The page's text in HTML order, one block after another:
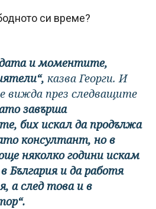
си време?
и моментите,
казва Георги. И
вижда през следващите
завърша
бих искал да продължа
консултант, но в
няколко години искам
България и да работя
а след това и в